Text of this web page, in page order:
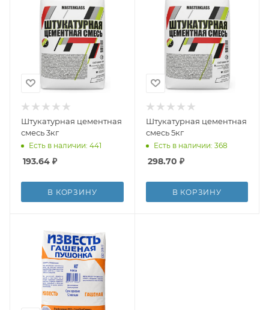
Штукатурная цементная
смесь 3кг
Есть в наличии: 441
193.64 ₽
В КОРЗИНУ
Штукатурная цементная
смесь 5кг
Есть в наличии: 368
298.70 ₽
В КОРЗИНУ